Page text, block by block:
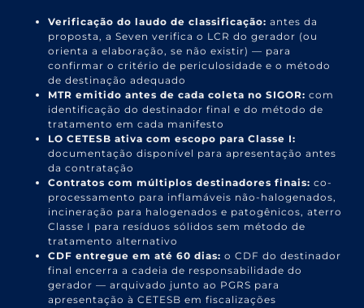
Verificação do laudo de classificação: antes da
proposta, a Seven verifica o LCR do gerador (ou
orienta a elaboração, se não existir) — para
confirmar o critério de periculosidade e o método
de destinação adequado
MTR emitido antes de cada coleta no SIGOR: com
identificação do destinador final e do método de
tratamento em cada manifesto
LO CETESB ativa com escopo para Classe I:
documentação disponível para apresentação antes
da contratação
Contratos com múltiplos destinadores finais: co-
processamento para inflamáveis não-halogenados,
incineração para halogenados e patogênicos, aterro
Classe I para resíduos sólidos sem método de
tratamento alternativo
CDF entregue em até 60 dias: o CDF do destinador
final encerra a cadeia de responsabilidade do
gerador — arquivado junto ao PGRS para
apresentação à CETESB em fiscalizações